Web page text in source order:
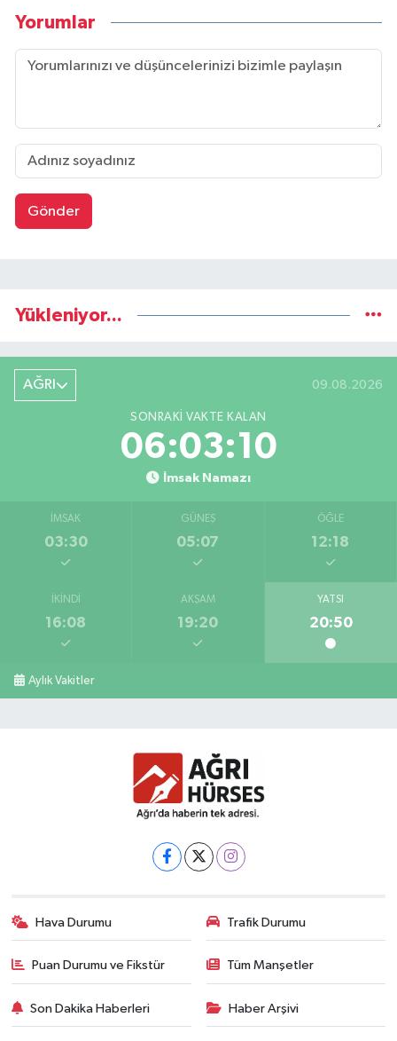
Yorumlar
Gönder
Yükleniyor...
AĞRI 09.08.2026
SONRAKI VAKTE KALAN
06:03:09
İmsak Namazı
İMSAK
03:30
GÜNEŞ
05:07
ÖĞLE
12:18
İKINDI
16:08
AKŞAM
19:20
YATSI
20:50
Aylık Vakitler
Hava Durumu Trafik Durumu
Puan Durumu ve Fikstür Tüm Manşetler
Son Dakika Haberleri Haber Arşivi